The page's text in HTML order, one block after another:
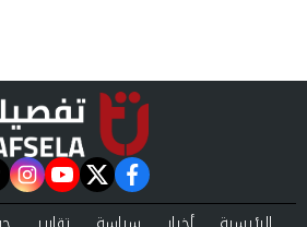
facebook
twitter